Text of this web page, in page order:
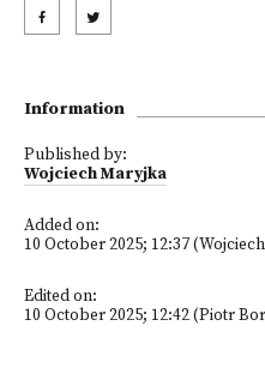
Information
Published by:
Wojciech Maryjka
Added on:
10 October 2025; 12:37
Edited on:
10 October 2025; 12:42 (Piotr